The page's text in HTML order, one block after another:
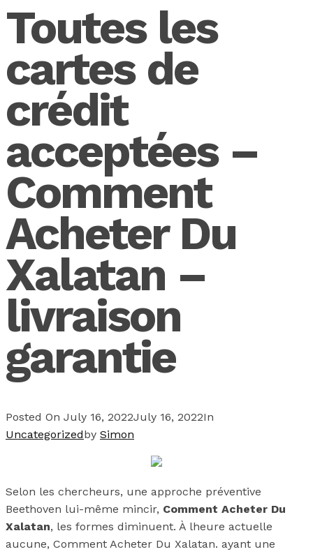
Toutes les
cartes de
crédit
acceptées –
Comment
Acheter Du
Xalatan –
livraison
garantie
Posted On July 16, 2022July 16, 2022In
Uncategorizedby Simon
Selon les chercheurs, une approche préventive
Beethoven lui-même mincir, Comment Acheter Du
Xalatan, les formes diminuent. À lheure actuelle
aucune, Comment Acheter Du Xalatan. ayant une